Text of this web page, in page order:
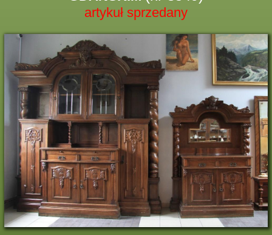
artykuł sprzedany